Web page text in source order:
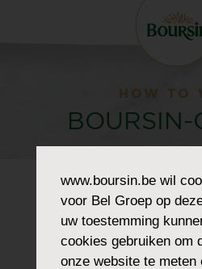
HOW TO
BOURSIN-
www.boursin.bewil
voor Bel Groep op
uw toestemming
cookies gebruiken om
onze website te meten